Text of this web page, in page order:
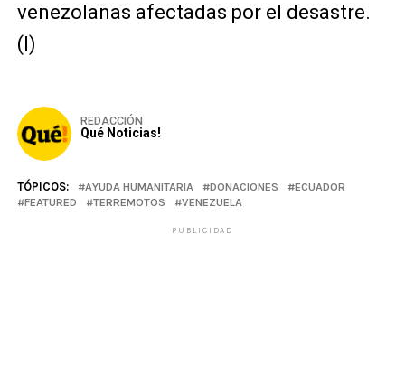
venezolanas afectadas por el desastre.
(I)
REDACCIÓN
Qué Noticias!
TÓPICOS: AYUDA HUMANITARIA DONACIONES
ECUADOR
FEATURED
TERREMOTOS VENEZUELA
PUBLICIDAD